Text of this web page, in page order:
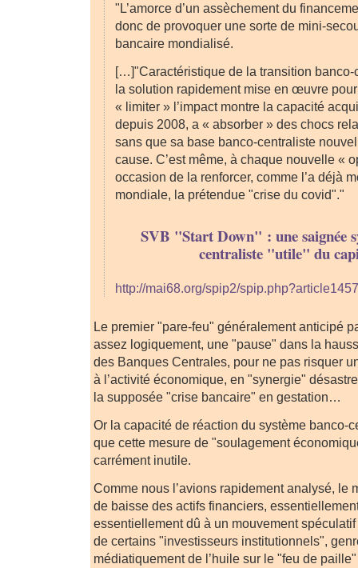
"L’amorce d’un assèchement du
donc de provoquer une sorte de mini-
bancaire mondialisé.
[…]"Caractéristique de la transition banco-
la solution rapidement mise en œuvre
« limiter » l’impact montre la capacité
depuis 2008, a « absorber » des chocs
sans que sa base banco-centraliste
cause. C’est même, à chaque nouvelle «
occasion de la renforcer, comme l’a déjà
mondiale, la prétendue "crise du covid"."
SVB "Start Down" : une saignée
centraliste "utile" du
http://mai68.org/spip2/
Le premier "pare-feu" généralement anticipé
assez logiquement, une "pause" dans la
des Banques Centrales, pour ne pas risquer
à l’activité économique, en "synergie"
la supposée "crise bancaire" en gestation…
Or la capacité de réaction du système banco-
que cette mesure de "soulagement
carrément inutile.
Comme nous l’avions rapidement analysé, le
de baisse des actifs financiers,
essentiellement dû à un mouvement
de certains "investisseurs institutionnels",
médiatiquement de l’huile sur le "feu de